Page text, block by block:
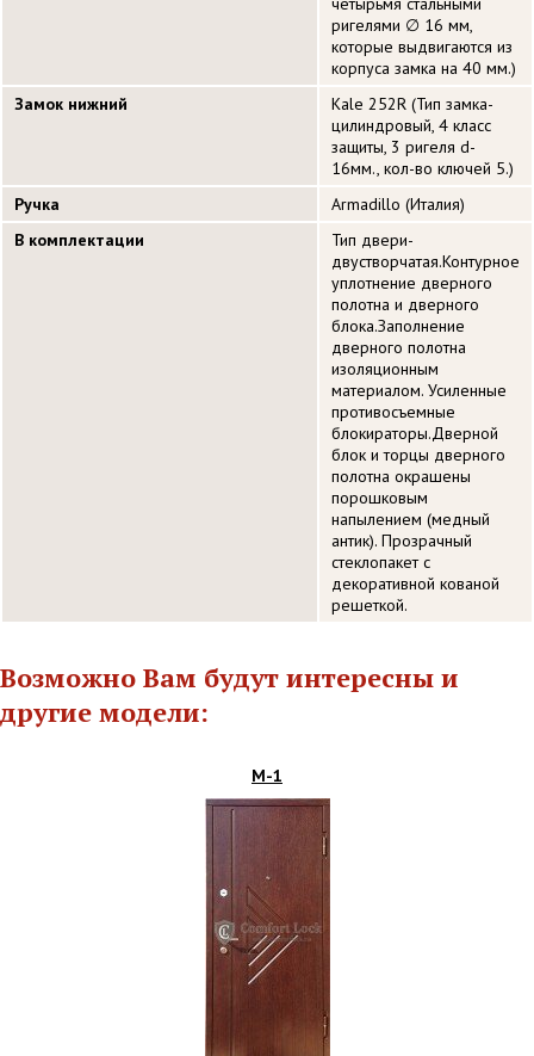
ригелями ∅ 16 мм,
которые выдвигаются из
корпуса замка на 40 мм.)
Замок нижний
Kale 252R (Тип замка-
цилиндровый, 4 класс
защиты, 3 ригеля d-
16мм., кол-во ключей 5.)
Ручка
Armadillo (Италия)
В комплектации
Тип двери-
двустворчатая.Контурное
уплотнение дверного
полотна и дверного
блока.Заполнение
дверного полотна
изоляционным
материалом. Усиленные
противосъемные
блокираторы.Дверной
блок и торцы дверного
полотна окрашены
порошковым
напылением (медный
антик). Прозрачный
стеклопакет с
декоративной кованой
решеткой.
Возможно Вам будут интересны и
другие модели:
М-1